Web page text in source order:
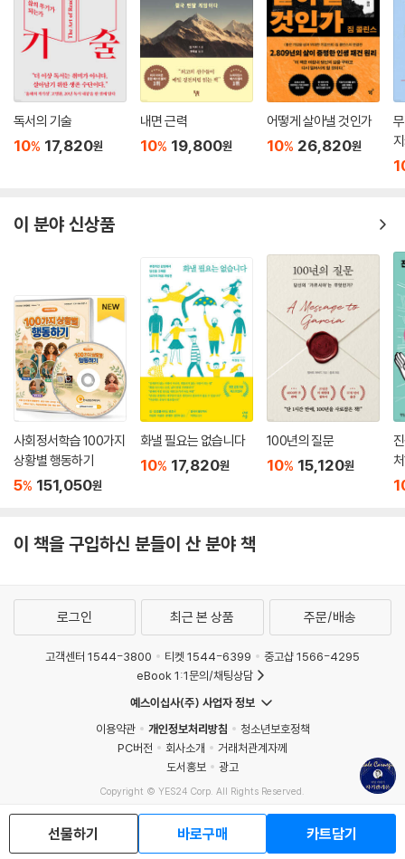
독서의 기술
10% 17,820원
내면 근력
10% 19,800원
어떻게 살아낼 것인가
10% 26,820원
이 분야 신상품
사회정서학습 100가지
상황별 행동하기
5% 151,050원
화낼 필요는 없습니다
10% 17,820원
100년의 질문
10% 15,120원
이 책을 구입하신 분들이 산 분야 책
선물하기 바로구매 카트담기
로그인 최근 본 상품 주문/배송
고객센터 1544-3800 티켓 1544-6399
중고샵 1566-4295
eBook 1:1문의/채팅상담
예스이십사(주) 사업자 정보
이용약관
개인정보처리방침
청소년보호정책
PC버전
회사소개
거래처관계자께
도서홍보
광고
Copyright © YES24 Corp. All Rights Reserved.